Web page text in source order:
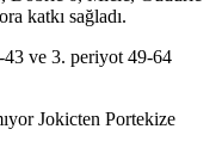
katkı sağladı.
43 ve 3. periyot 49-64